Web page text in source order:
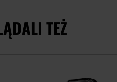
TEŻ